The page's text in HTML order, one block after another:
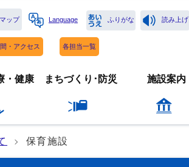
ップ Language ふりがな 読み上げ
・アクセス 各担当一覧
・健康 まちづくり･防災 施設案内
保育施設